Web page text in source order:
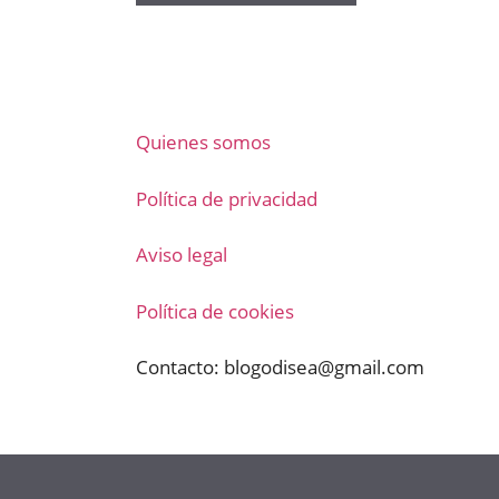
Quienes somos
Política de privacidad
Aviso legal
Política de cookies
Contacto: blogodisea@gmail.com